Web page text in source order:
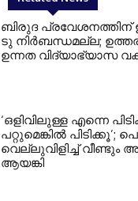
ബിരുദ
ടു നിര്‍ബന്ധമല്ല;
ഉന്നത വിദ്യാഭ്യാസ
‘ഒളിവിലുള്ള എന്നെ
പറ്റുമെങ്കില്‍ പിടിക്കൂ’;
വെല്ലുവിളിച്ച്
ആയങ്കി